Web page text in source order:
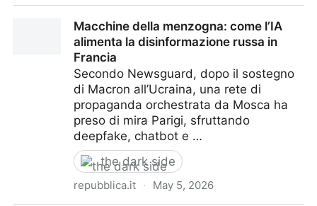
attribuiscono attacchi (mai avvenuti) contro il
Presidente USA - NewsGuard
Macchine della menzogna: come l’IA
alimenta la disinformazione russa in
Francia
Secondo Newsguard, dopo il sostegno
di Macron all’Ucraina, una rete di
propaganda orchestrata da Mosca ha
preso di mira Parigi, sfruttando
deepfake, chatbot e …
the dark side
repubblica.it · May 5, 2026